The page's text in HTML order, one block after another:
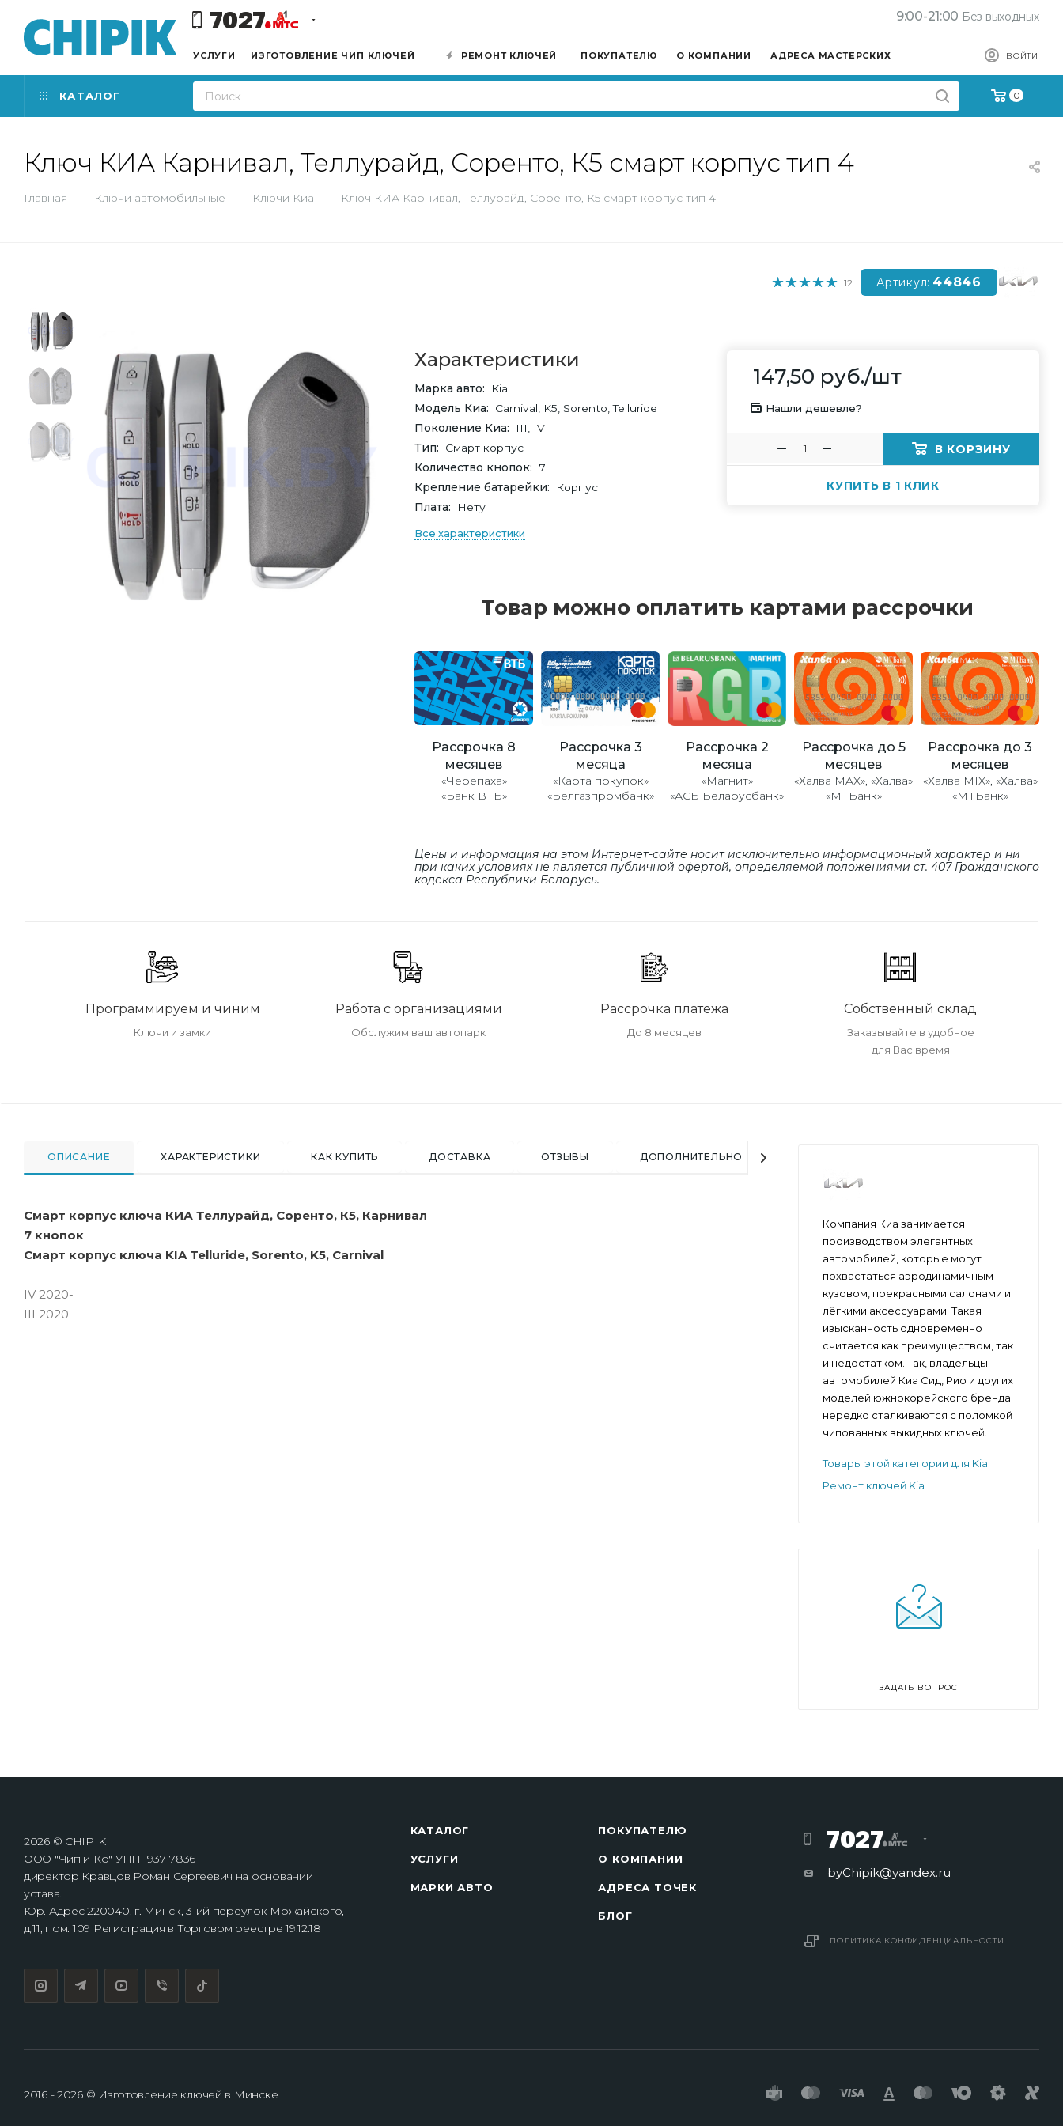
7027 9:00-21:00 Без выходных
ВОЙТИ
УСЛУГИ ИЗГОТОВЛЕНИЕ ЧИП КЛЮЧЕЙ РЕМОНТ КЛЮЧЕЙ ПОКУПАТЕЛЮ О КОМПАНИИ АДРЕСА МАСТЕРСКИХ
0
КАТАЛОГ
Ключ КИА Карнивал, Теллурайд, Соренто, К5 смарт корпус тип 4
Главная — Ключи автомобильные — Ключи Киа — Ключ КИА Карнивал, Теллурайд, Соренто, К5 смарт корпус тип 4
12 Артикул: 44846
Характеристики
Марка авто
Kia
Модель Киа
Carnival, K5, Sorento, Telluride
Поколение Киа
III, IV
Тип
Смарт корпус
Количество кнопок
7
Крепление батарейки
Корпус
Плата
Нету
Все характеристики
147,50 руб./шт
Нашли дешевле?
В КОРЗИНУ
КУПИТЬ В 1 КЛИК
Товар можно оплатить картами рассрочки
Рассрочка 8
месяцев
«Черепаха»
«Банк ВТБ»
Рассрочка 3
месяца
«Карта покупок»
«Белгазпромбанк»
Рассрочка 2
месяца
«Магнит»
«АСБ Беларусбанк»
Рассрочка до 5
месяцев
«Халва MAX», «Халва»
«МТБанк»
Рассрочка до 3
месяцев
«Халва MIX», «Халва»
«МТБанк»
Цены и информация на этом Интернет-сайте носит исключительно информационный характер и ни
при каких условиях не является публичной офертой, определяемой положениями cт. 407 Гражданского
кодекса Республики Беларусь.
Программируем и чиним
Ключи и замки
Работа с организациями
Обслужим ваш автопарк
Рассрочка платежа
До 8 месяцев
Собственный склад
Заказывайте в удобное
для Вас время
ОПИСАНИЕ ХАРАКТЕРИСТИКИ КАК КУПИТЬ ДОСТАВКА ОТЗЫВЫ ДОПОЛНИТЕЛЬНО
Смарт корпус ключа КИА Теллурайд, Соренто, К5, Карнивал
7 кнопок
Смарт корпус ключа KIA Telluride, Sorento, K5, Carnival
IV 2020-
III 2020-
Компания Киа занимается
производством элегантных
автомобилей, которые могут
похвастаться аэродинамичным
кузовом, прекрасными салонами и
лёгкими аксессуарами. Такая
изысканность одновременно
считается как преимуществом, так
и недостатком. Так, владельцы
автомобилей Киа Сид, Рио и других
моделей южнокорейского бренда
нередко сталкиваются с поломкой
чипованных выкидных ключей.
Товары этой категории для Kia
Ремонт ключей Kia
ЗАДАТЬ ВОПРОС
2026 © CHIPIK
ООО "Чип и Ко" УНП 193717836
директор Кравцов Роман Сергеевич на основании
устава.
Юр. Адрес 220040, г. Минск, 3-ий переулок Можайского,
д.11, пом. 109 Регистрация в Торговом реестре 19.12.18
КАТАЛОГ
УСЛУГИ
МАРКИ АВТО
ПОКУПАТЕЛЮ
О КОМПАНИИ
АДРЕСА ТОЧЕК
БЛОГ
7027
byChipik@yandex.ru
ПОЛИТИКА КОНФИДЕНЦИАЛЬНОСТИ
2016 - 2026 © Изготовление ключей в Минске